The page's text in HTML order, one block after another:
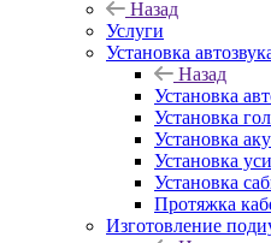
Назад
Услуги
Установка
Назад
Установка
Установка
Установка
Установка
Установка
Протяжка
Изготовление